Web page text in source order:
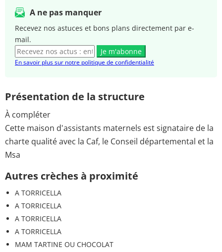
A ne pas manquer
Recevez nos astuces et bons plans directement par e-
mail.
Je m'abonne
En savoir plus sur notre politique de confidentialité
Présentation de la structure
À compléter
Cette maison d'assistants maternels est signataire de la
charte qualité avec la Caf, le Conseil départemental et la
Msa
Autres crèches à proximité
A TORRICELLA
A TORRICELLA
A TORRICELLA
A TORRICELLA
MAM TARTINE OU CHOCOLAT